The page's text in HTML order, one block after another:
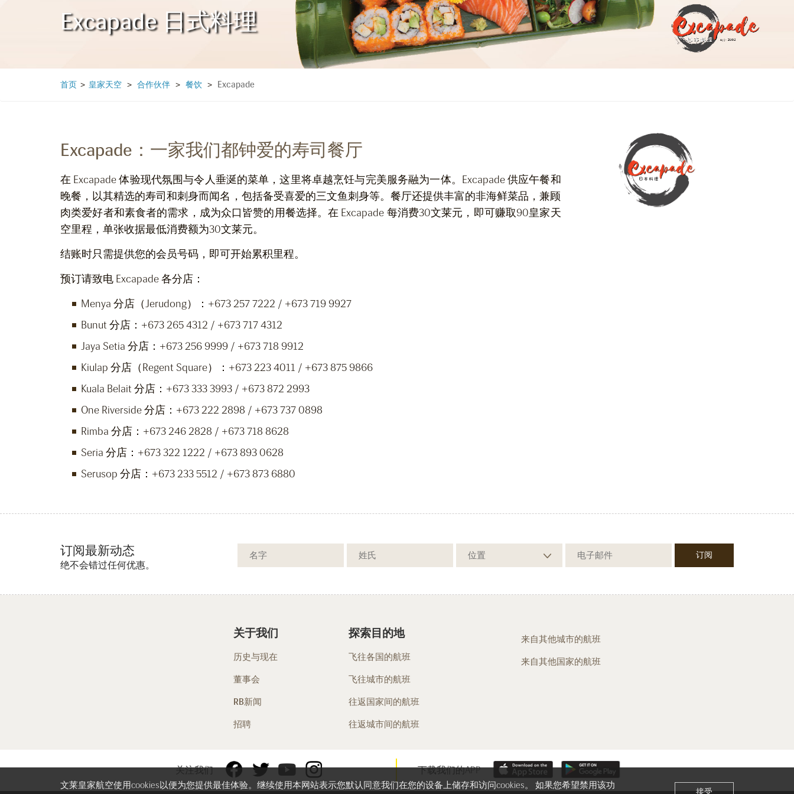
Excapade 日式料理
首页 > 皇家天空 > 合作伙伴 > 餐饮 > Excapade
Excapade：一家我们都钟爱的寿司餐厅
在 Excapade 体验现代氛围与令人垂涎的菜单，这里将卓越烹饪与完美服务融为一体。Excapade 供应午餐和
晚餐，以其精选的寿司和刺身而闻名，包括备受喜爱的三文鱼刺身等。餐厅还提供丰富的非海鲜菜品，兼顾
肉类爱好者和素食者的需求，成为众口皆赞的用餐选择。在 Excapade 每消费30文莱元，即可赚取90皇家天
空里程，单张收据最低消费额为30文莱元。
结账时只需提供您的会员号码，即可开始累积里程。
预订请致电 Excapade 各分店：
Menya 分店（Jerudong）：+673 257 7222 / +673 719 9927
Bunut 分店：+673 265 4312 / +673 717 4312
Jaya Setia 分店：+673 256 9999 / +673 718 9912
Kiulap 分店（Regent Square）：+673 223 4011 / +673 875 9866
Kuala Belait 分店：+673 333 3993 / +673 872 2993
One Riverside 分店：+673 222 2898 / +673 737 0898
Rimba 分店：+673 246 2828 / +673 718 8628
Seria 分店：+673 322 1222 / +673 893 0628
Serusop 分店：+673 233 5512 / +673 873 6880
订阅最新动态
绝不会错过任何优惠。
关于我们
历史与现在
董事会
RB新闻
招聘
探索目的地
飞往各国的航班
飞往城市的航班
往返国家间的航班
往返城市间的航班
来自其他城市的航班
来自其他国家的航班
关注我们 下载我们的APP
文莱皇家航空使用cookies以便为您提供最佳体验。继续使用本网站表示您默认同意我们在您的设备上储存和访问cookies。 如果您希望禁用该功
接受